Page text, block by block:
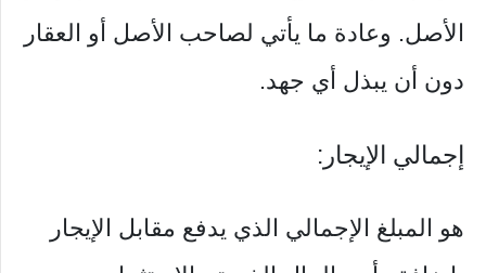
الأصل. وعادة ما يأتي لصاحب الأصل أو العقار
دون أن يبذل أي جهد.
إجمالي الإيجار:
هو المبلغ الإجمالي الذي يدفع مقابل الإيجار